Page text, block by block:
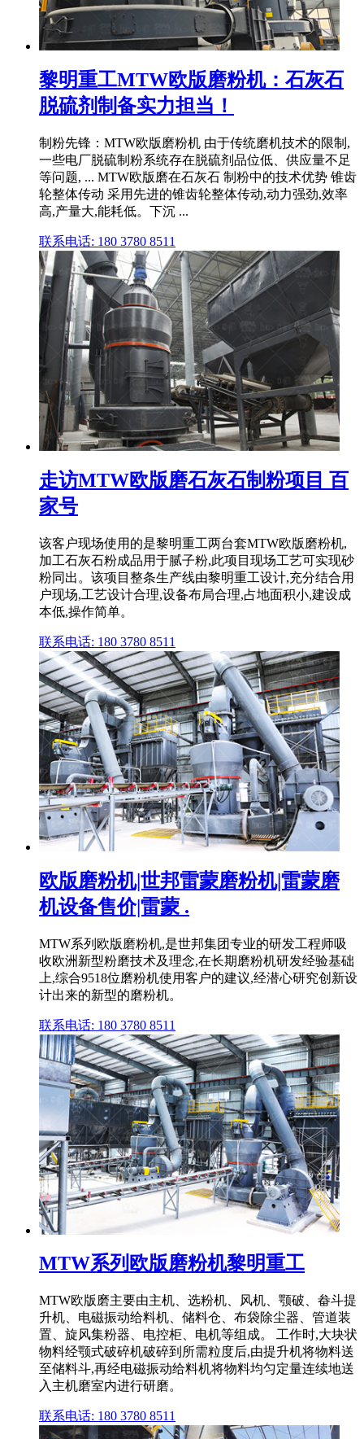
黎明重工MTW欧版磨粉机：石灰石
脱硫剂制备实力担当！
制粉先锋：MTW欧版磨粉机 由于传统磨机技术的限制,
一些电厂脱硫制粉系统存在脱硫剂品位低、供应量不足
等问题, ... MTW欧版磨在石灰石 制粉中的技术优势 锥齿
轮整体传动 采用先进的锥齿轮整体传动,动力强劲,效率
高,产量大,能耗低。下沉 ...
联系电话: 180 3780 8511
走访MTW欧版磨石灰石制粉项目 百
家号
该客户现场使用的是黎明重工两台套MTW欧版磨粉机,
加工石灰石粉成品用于腻子粉,此项目现场工艺可实现砂
粉同出。该项目整条生产线由黎明重工设计,充分结合用
户现场,工艺设计合理,设备布局合理,占地面积小,建设成
本低,操作简单。
联系电话: 180 3780 8511
欧版磨粉机|世邦雷蒙磨粉机|雷蒙磨
机设备售价|雷蒙 .
MTW系列欧版磨粉机,是世邦集团专业的研发工程师吸
收欧洲新型粉磨技术及理念,在长期磨粉机研发经验基础
上,综合9518位磨粉机使用客户的建议,经潜心研究创新设
计出来的新型的磨粉机。
联系电话: 180 3780 8511
MTW系列欧版磨粉机黎明重工
MTW欧版磨主要由主机、选粉机、风机、颚破、畚斗提
升机、电磁振动给料机、储料仓、布袋除尘器、管道装
置、旋风集粉器、电控柜、电机等组成。 工作时,大块状
物料经颚式破碎机破碎到所需粒度后,由提升机将物料送
至储料斗,再经电磁振动给料机将物料均匀定量连续地送
入主机磨室内进行研磨。
联系电话: 180 3780 8511